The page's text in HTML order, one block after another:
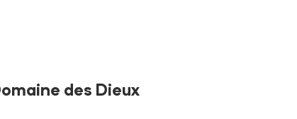
des Dieux